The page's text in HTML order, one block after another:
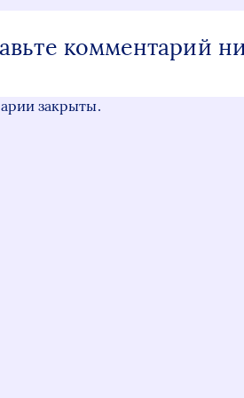
комментарий
закрыты.